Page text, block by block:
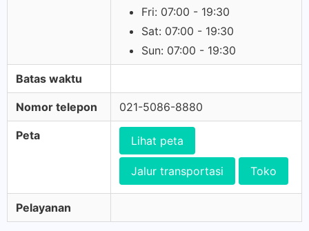
Fri: 07:00 - 19:30
Sat: 07:00 - 19:30
Sun: 07:00 - 19:30
Batas waktu
Nomor telepon 021-5086-8880
Peta Lihat peta
Jalur transportasi Toko
Pelayanan